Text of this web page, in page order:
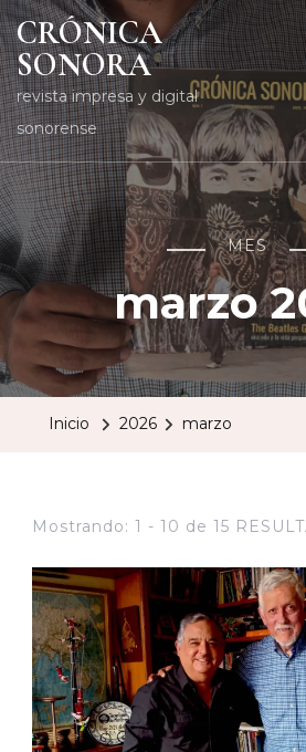
CRÓNICA
SONORA
revista impresa y digital
sonorense
MES
marzo
Inicio 2026 marzo
Mostrando: 1 - 10 de 15